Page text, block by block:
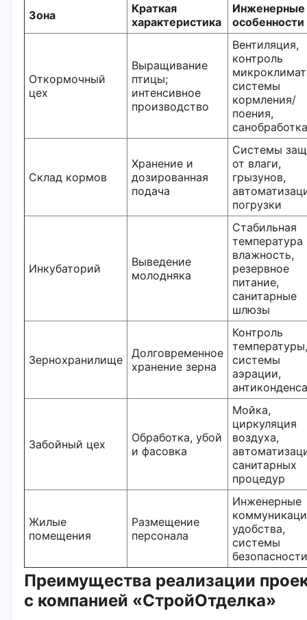
Зона
Краткая
характеристика
Инженерные
особенности
Откормочный
цех
Выращивание
птицы;
интенсивное
производство
Вентиляция,
контроль
системы
кормления/
поения,
санобработка
Склад кормов
Хранение и
дозированная
подача
Системы
от влаги,
грызунов,
погрузки
Инкубаторий
Выведение
молодняка
Стабильная
температура
влажность,
резервное
питание,
санитарные
шлюзы
Зернохранилище
Долговременное
хранение зерна
Контроль
температуры,
системы
аэрации,
Забойный цех
Обработка, убой
и фасовка
Мойка,
циркуляция
воздуха,
санитарных
процедур
Жилые
помещения
Размещение
персонала
Инженерные
удобства,
системы
безопасности
Преимущества реализации
с компанией «СтройОтделка»